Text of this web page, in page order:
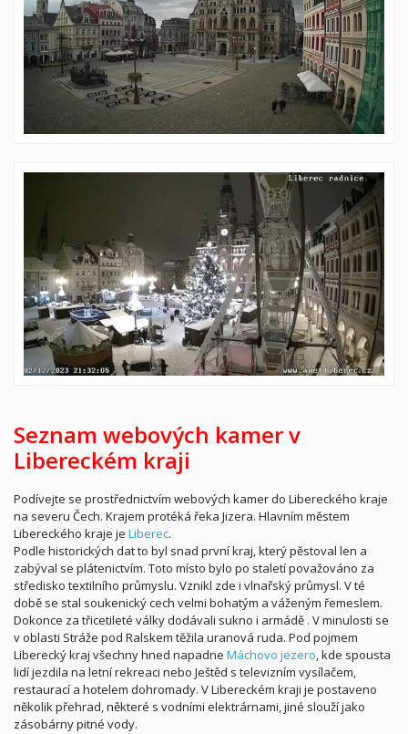
Seznam webových kamer v
Libereckém kraji
Podívejte se prostřednictvím webových kamer do Libereckého kraje
na severu Čech. Krajem protéká řeka Jizera. Hlavním městem
Libereckého kraje je Liberec.
Podle historických dat to byl snad první kraj, který pěstoval len a
zabýval se plátenictvím. Toto místo bylo po staletí považováno za
středisko textilního průmyslu. Vznikl zde i vlnařský průmysl. V té
době se stal soukenický cech velmi bohatým a váženým řemeslem.
Dokonce za třicetileté války dodávali sukno i armádě . V minulosti se
v oblasti Stráže pod Ralskem těžila uranová ruda. Pod pojmem
Liberecký kraj všechny hned napadne Máchovo jezero, kde spousta
lidí jezdila na letní rekreaci nebo Ještěd s televizním vysílačem,
restaurací a hotelem dohromady. V Libereckém kraji je postaveno
několik přehrad, některé s vodními elektrárnami, jiné slouží jako
zásobárny pitné vody.